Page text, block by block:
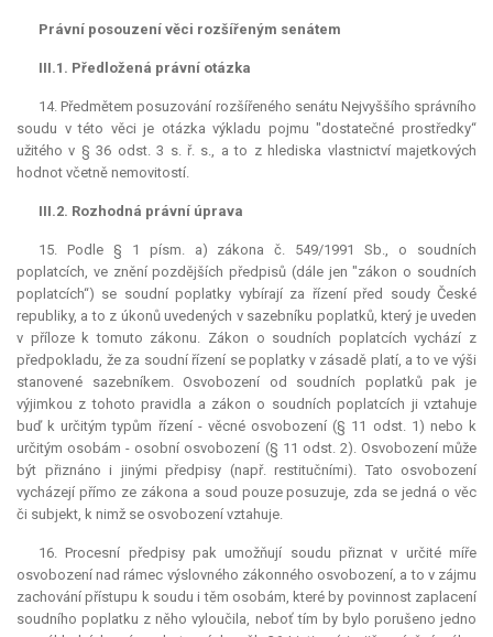
Právní posouzení věci rozšířeným senátem
III.1. Předložená právní otázka
14. Předmětem posuzování rozšířeného senátu Nejvyššího správního
soudu v této věci je otázka výkladu pojmu "dostatečné prostředky“
užitého v § 36 odst. 3 s. ř. s., a to z hlediska vlastnictví majetkových
hodnot včetně nemovitostí.
III.2. Rozhodná právní úprava
15. Podle § 1 písm. a) zákona č. 549/1991 Sb., o soudních
poplatcích, ve znění pozdějších předpisů (dále jen "zákon o soudních
poplatcích“) se soudní poplatky vybírají za řízení před soudy České
republiky, a to z úkonů uvedených v sazebníku poplatků, který je uveden
v příloze k tomuto zákonu. Zákon o soudních poplatcích vychází z
předpokladu, že za soudní řízení se poplatky v zásadě platí, a to ve výši
stanovené sazebníkem. Osvobození od soudních poplatků pak je
výjimkou z tohoto pravidla a zákon o soudních poplatcích ji vztahuje
buď k určitým typům řízení - věcné osvobození (§ 11 odst. 1) nebo k
určitým osobám - osobní osvobození (§ 11 odst. 2). Osvobození může
být přiznáno i jinými předpisy (např. restitučními). Tato osvobození
vycházejí přímo ze zákona a soud pouze posuzuje, zda se jedná o věc
či subjekt, k nimž se osvobození vztahuje.
16. Procesní předpisy pak umožňují soudu přiznat v určité míře
osvobození nad rámec výslovného zákonného osvobození, a to v zájmu
zachování přístupu k soudu i těm osobám, které by povinnost zaplacení
soudního poplatku z něho vyloučila, neboť tím by bylo porušeno jedno